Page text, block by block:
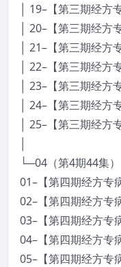
│ 19–【第三期经
│ 20–【第三期经
│ 21–【第三期经
│ 22–【第三期经
│ 23–【第三期经
│ 24–【第三期经
│ 25–【第三期经
└─04（第4期44集）
01–【第四期经方专
02–【第四期经方专
03–【第四期经方专
04–【第四期经方专
05–【第四期经方专